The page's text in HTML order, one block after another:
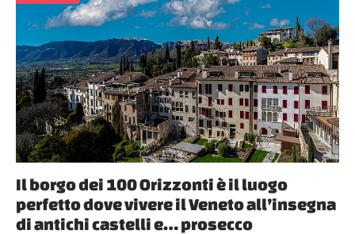
Il borgo dei 100 Orizzonti è il luogo
perfetto dove vivere il Veneto all’insegna
di antichi castelli e… prosecco